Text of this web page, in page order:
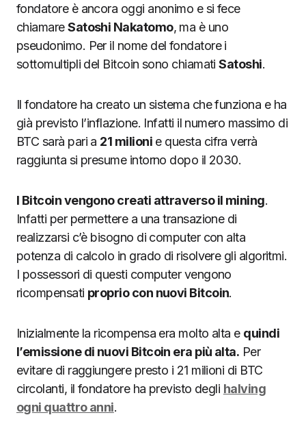
fondatore è ancora oggi anonimo e si fece
chiamareSatoshi Nakatomo, ma è uno
pseudonimo. Per il nome del fondatore i
sottomultipli del Bitcoin sono chiamatiSatoshi.
Il fondatore ha creato un sistema che funziona e ha
già previsto l’inflazione. Infatti il numero massimo di
BTC sarà pari a 21 milionie questa cifra verrà
raggiunta si presume intorno dopo il 2030.
I Bitcoin vengono creati attraverso il mining.
Infatti per permettere a una transazione di
realizzarsi c’è bisogno di computer con alta
potenza di calcolo in grado di risolvere gli algoritmi.
I possessori di questi computer vengono
ricompensati proprio con nuovi Bitcoin.
Inizialmente la ricompensa era molto alta e quindi
l’emissione di nuovi Bitcoin era più alta. Per
evitare di raggiungere presto i 21 milioni di BTC
circolanti, il fondatore ha previsto degli halving
ogni quattro anni.